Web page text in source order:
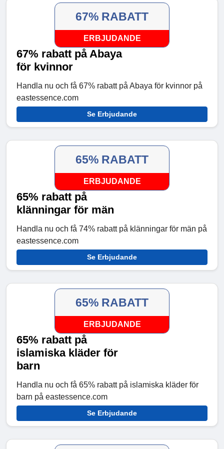
67% RABATT
ERBJUDANDE
67% rabatt på Abaya
för kvinnor
Handla nu och få 67% rabatt på Abaya för kvinnor på
eastessence.com
Se Erbjudande
65% RABATT
ERBJUDANDE
65% rabatt på
klänningar för män
Handla nu och få 74% rabatt på klänningar för män på
eastessence.com
Se Erbjudande
65% RABATT
ERBJUDANDE
65% rabatt på
islamiska kläder för
barn
Handla nu och få 65% rabatt på islamiska kläder för
barn på eastessence.com
Se Erbjudande